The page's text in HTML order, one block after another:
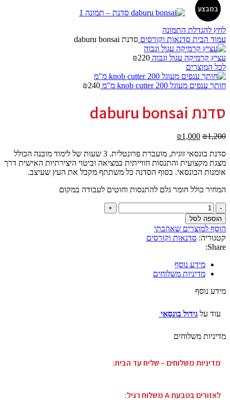
במבצע
לחץ להגדלת התמונה
עמוד הבית סדנאות וקורסים סדנת daburu bonsai
עציץ קרמיקה עגול וגבוה ₪220
לכל המוצרים
חותך ענפים מעוגל knob cutter 200 מ"מ ₪240
סדנת daburu bonsai
₪1,200
₪1,000
סדנת בונסאי זוגית, מועברת פרונטלית. 3 שעות של לימוד מובנה הכולל
מצגת מקצועית והתנסות חווייתית במציאה וביטוי היצירתיות האישית דרך
אומנות הבונסאי. בסוף הסדנה כל משתתף מקבל את העץ שעיצב.
המחיר כולל חומר גלם להתנסות וחוטים לעבודה במקום
הוספה לסל
הוסף למוצרים שאהבתי
קטגוריה: סדנאות וקורסים
Share:
מידע נוסף
מדיניות משלוחים
מידע נוסף
עוד על גידול בונסאי
מדיניות משלוחים
מדיניות משלוחים – שליח עד הבית:
לאזורים בטבעת A משלוח רגיל: